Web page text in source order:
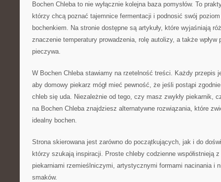
Bochen Chleba to nie wyłącznie kolejna baza pomysłów. To
którzy chcą poznać tajemnice fermentacji i podnosić swój
bochenkiem. Na stronie dostępne są artykuły, które wyjaśniają
znaczenie temperatury prowadzenia, rolę autolizy, a także wpływ
pieczywa.
W Bochen Chleba stawiamy na rzetelność treści. Każdy przepis
aby domowy piekarz mógł mieć pewność, że jeśli postąpi
chleb się uda. Niezależnie od tego, czy masz zwykły piekarnik,
na Bochen Chleba znajdziesz alternatywne rozwiązania, które
idealny bochen.
Strona skierowana jest zarówno do początkujących, jak i do
którzy szukają inspiracji. Proste chleby codzienne współistnieją
piekarniami rzemieślniczymi, artystycznymi formami nacinania i
smaków.